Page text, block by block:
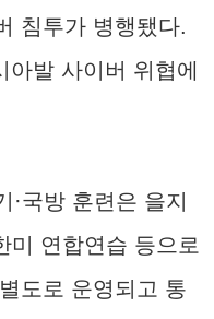
침투가 병행됐다.
발 사이버 위협에
·국방 훈련은 을지
미 연합연습 등으로
도로 운영되고 통